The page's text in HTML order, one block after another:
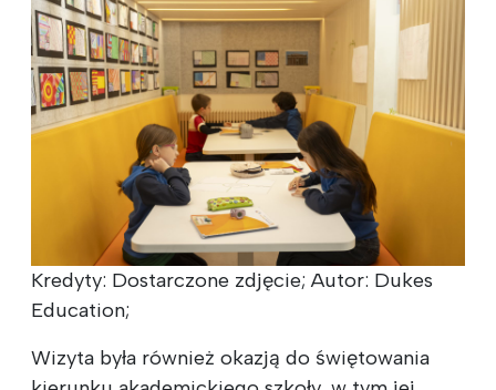
Kredyty: Dostarczone zdjęcie; Autor: Dukes
Education;
Wizyta była również okazją do świętowania